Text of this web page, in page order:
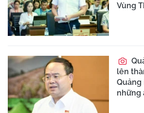
Vùng
lên
Quảng
những